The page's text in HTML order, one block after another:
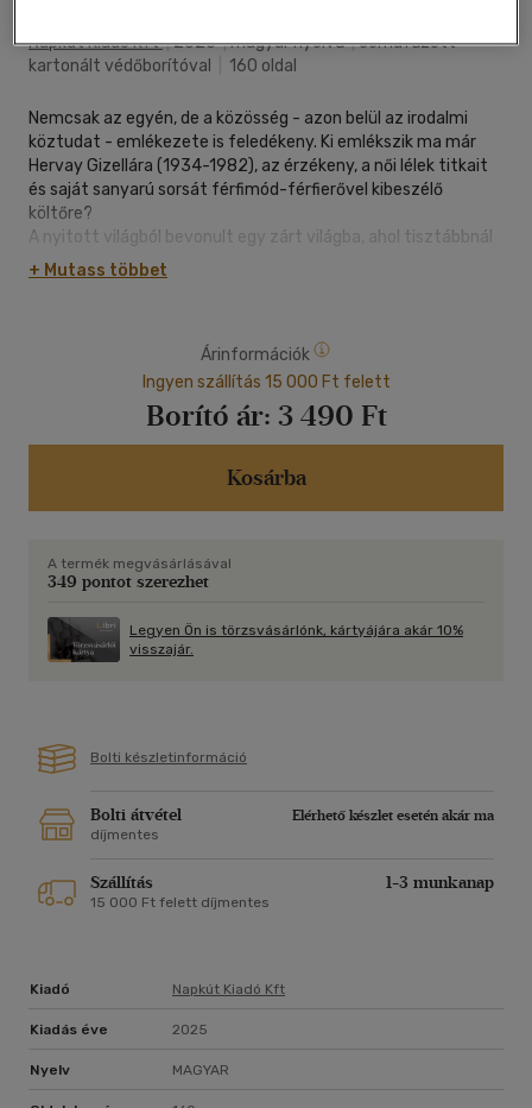
Napkút Kiadó Kft|2025|magyar nyelvű|cérnafűzött
kartonált védőborítóval
160 oldal
Nemcsak az egyén, de a közösség - azon belül az irodalmi
köztudat - emlékezete is feledékeny. Ki emlékszik ma már
Hervay Gizellára (1934-1982), az érzékeny, a női lélek titkait
és saját sanyarú sorsát férfimód-férfierővel kibeszélő
költőre?
A nyitott világból bevonult egy zárt világba, ahol tisztábbnál
tisztábbra moshatta képzeletét. Ahol a kinti világ törvényei
azért nem fájtak olyannyira - látszólagos volt csak
meg, hanem saját monomániájuknak szabadon élő lelkeket is.
Hogy fájdalmát lebírja - ezzel akarva-akaratlan új fájdalmat
teremtve magának -, a kórházban is a vershez menekült.
Elméje, az állandóan őrlő malom, szinte egy perc nyugalmat
sem engedett számára. Ebből a tevékeny önterápiából
kötetnyi verse született. A hetvenes évek közepén-végén
Az eddig szinte teljesen ismeretlen kézirat - unikum. Az
irodalomtörténeti meglepetés, hiszen a portré új színekkel
bővült, bizonyára az olvasót is magával fogja ragadni.
Szakolczay Lajos
+ Mutass többet
Árinformációk
Ingyen szállítás 15 000 Ft felett
Borító ár: 3 490 Ft
Kosárba
A termék megvásárlásával
349 pontot szerezhet
Legyen Ön is törzsvásárlónk, kártyájára akár 10%
visszajár.
Bolti készletinformáció
Bolti átvétel
Elérhető készlet esetén akár ma
díjmentes
Szállítás 1-3 munkanap
15 000 Ft felett díjmentes
Kiadó Napkút Kiadó Kft
Kiadás éve 2025
Nyelv MAGYAR